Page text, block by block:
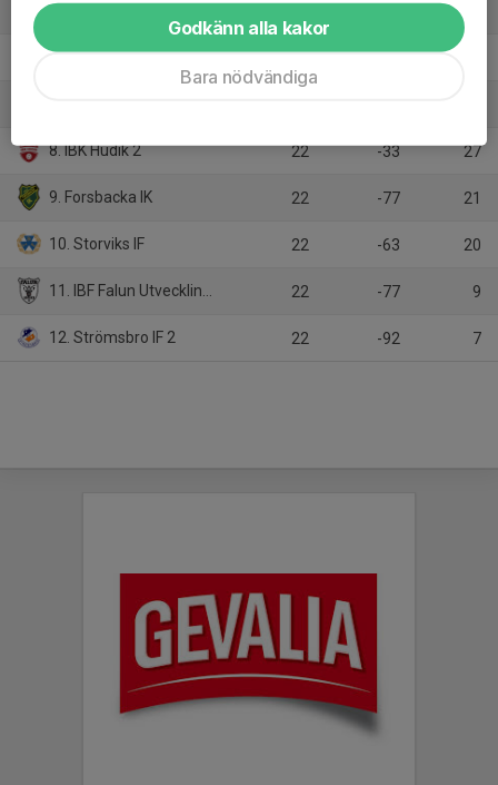
5. IBK Njutånger
6. Wallviks IK 22 33
8. IBK Hudik 2 22 -33 27
9. Forsbacka IK 22 -77 21
10. Storviks IF 22 -63 20
11. IBF Falun Utveckling 2 22 -77 9
12. Strömsbro IF 2 22 -92 7
Godkänn alla kakor
Bara nödvändiga